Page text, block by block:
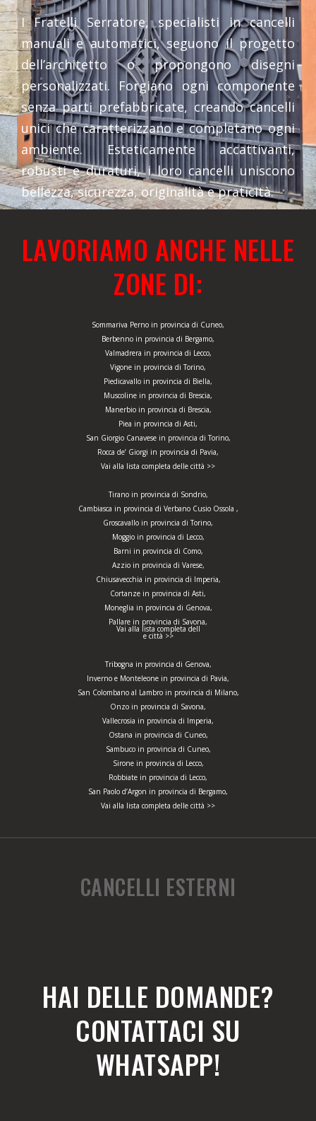
I Fratelli Serratore, specialisti in cancelli
manuali e automatici, seguono il progetto
dell’architetto o propongono disegni
personalizzati. Forgiano ogni componente
senza parti prefabbricate, creando cancelli
unici che caratterizzano e completano ogni
ambiente. Esteticamente accattivanti,
robusti e duraturi, i loro cancelli uniscono
bellezza, sicurezza, originalità e praticità.
LAVORIAMO ANCHE NELLE
ZONE DI:
Sommariva Perno in provincia di Cuneo,
Berbenno in provincia di Bergamo,
Valmadrera in provincia di Lecco,
Vigone in provincia di Torino,
Piedicavallo in provincia di Biella,
Muscoline in provincia di Brescia,
Manerbio in provincia di Brescia,
Piea in provincia di Asti,
San Giorgio Canavese in provincia di Torino,
Rocca de’ Giorgi in provincia di Pavia,
Vai alla lista completa delle città >>
Tirano in provincia di Sondrio,
Cambiasca in provincia di Verbano Cusio Ossola ,
Groscavallo in provincia di Torino,
Moggio in provincia di Lecco,
Barni in provincia di Como,
Azzio in provincia di Varese,
Chiusavecchia in provincia di Imperia,
Cortanze in provincia di Asti,
Moneglia in provincia di Genova,
Pallare in provincia di Savona,
Vai alla lista completa dell
e città >>
Tribogna in provincia di Genova,
Inverno e Monteleone in provincia di Pavia,
San Colombano al Lambro in provincia di Milano,
Onzo in provincia di Savona,
Vallecrosia in provincia di Imperia,
Ostana in provincia di Cuneo,
Sambuco in provincia di Cuneo,
Sirone in provincia di Lecco,
Robbiate in provincia di Lecco,
San Paolo d’Argon in provincia di Bergamo,
Vai alla lista completa delle città >>
CANCELLI ESTERNI
HAI DELLE DOMANDE?
CONTATTACI SU
WHATSAPP!